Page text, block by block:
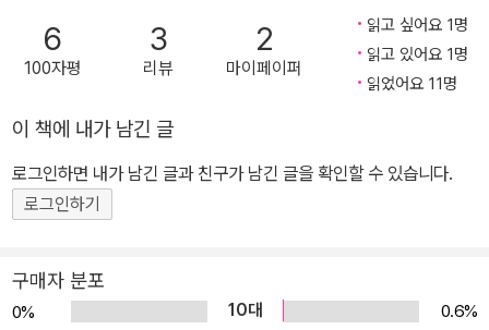
스의 바칼로레아 준비생들과 대학생, 대학원생, 연구자들의 필독지로
사랑받아왔습니다. 한국어판은 지난해 가을부터 계간 무크지로 절찬
리에 발행되고 있습니다. 당신은 당신이 당신이라는 사실을 확신하나
당신을 위해 존재할까요? 정치인과 의사, 과학자, 군인은 보이지 않
는 거대한 힘에 복속되지는 않았을까요? 음모론이 사방에 퍼져있습
니다. 음모론의 토대가 되는 허위정보는 절대 사라지지 않습니다. 만
약 정치가나 공인된 언론인이 허위정보를 유포한다면 단순 실수로 문
다는 자만 섞인 주장입니다. 냉전이 종식된 이래 주요 언론은 줄곧 지
배 담론의 독점권을 거머쥐고, 공공 담론의 틀을 제시하고, 대중으로
6
100자평
3
리뷰
2
마이페이퍼
읽고 싶어요 1명
읽고 있어요 1명
읽었어요 11명
이 책에 내가 남긴 글
로그인하면 내가 남긴 글과 친구가 남긴 글을 확인할 수 있습니다.
로그인하기
구매자 분포
0% 10대
0.6%